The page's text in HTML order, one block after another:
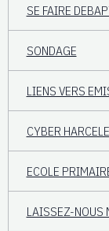
SE FAIRE
SONDAGE
LIENS VERS
CYBER
ECOLE
LAISSEZ-NOUS